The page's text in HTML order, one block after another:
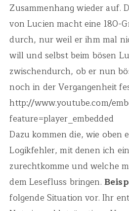
Zusammenhang wieder auf.
von Lucien macht eine 180-
durch, nur weil er ihm mal
will und selbst beim bösen
zwischendurch, ob er nun
noch in der Vergangenheit
http://www.youtube.com/
feature=player_embedded
Dazu kommen die, wie oben
Logikfehler, mit denen ­ich
zurechtkomme und welche
dem Lesefluss bringen.
folgende Situation vor. Ihr